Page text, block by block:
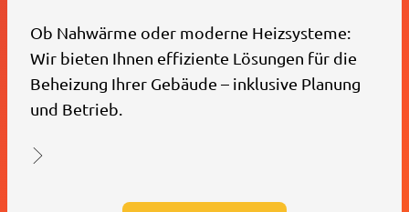
Ob Nahwärme oder moderne Heizsysteme:
Wir bieten Ihnen effiziente Lösungen für die
Beheizung Ihrer Gebäude – inklusive Planung
und Betrieb.